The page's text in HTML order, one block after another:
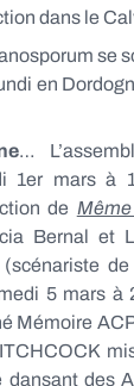
dans le
se
en
…
1er mars à
de
Bernal et
5 mars à
Mémoire
des